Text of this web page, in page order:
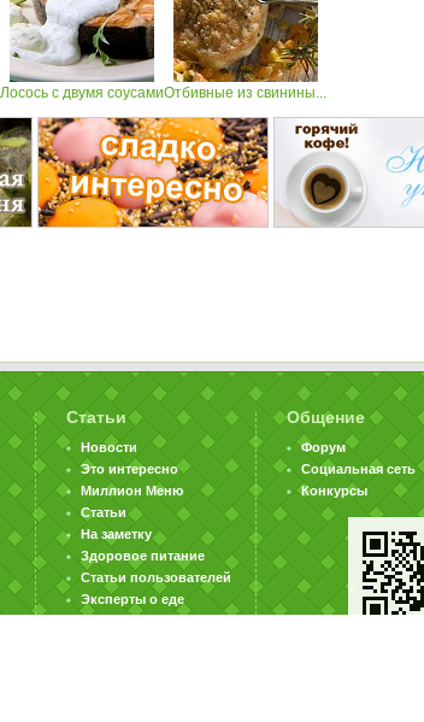
Лосось с двумя соусамиОтбивные из свинины...
Статьи
Новости
Это интересно
Миллион Меню
Статьи
На заметку
Здоровое питание
Статьи пользователей
Эксперты о еде
Общение
Форум
Социальная сеть
Конкурсы